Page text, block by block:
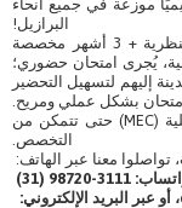
يوجد أكثر من 50 مركزًا تعليميًا موزعة في جميع أنحاء
البرازيل!
تستغرق الدورة 15 شهرًا: 12 شهرًا من الدراسة النظرية + 3 أشهر مخصصة
يُجرى امتحان حضوري؛
إليهم لتسهيل التحضير
بشكل عملي ومريح.
جميع الدورات معتمدة من قبل وزارة التعليم البرازيلية (MEC) حتى تتمكن من
التخصص.
تواصلوا معنا عبر الهاتف:
، أو عبر البريد الإلكتروني: